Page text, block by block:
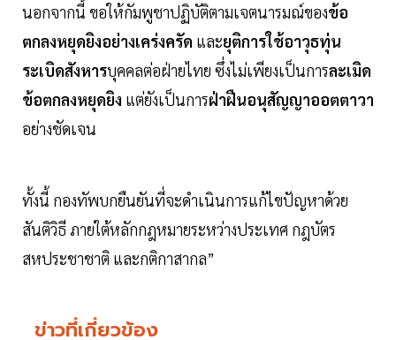
นอกจากนี้ ขอให้กัมพูชาปฏิบัติตามเจตนารมณ์ของข้อ
ตกลงหยุดยิงอย่างเคร่งครัด และยุติการใช้อาวุธทุ่น
ระเบิดสังหารบุคคลต่อฝ่ายไทย ซึ่งไม่เพียงเป็นการละเมิด
ข้อตกลงหยุดยิง แต่ยังเป็นการฝ่าฝืนอนุสัญญาออตตาวา
อย่างชัดเจน
ทั้งนี้ กองทัพบกยืนยันที่จะดำเนินการแก้ไขปัญหาด้วย
สันติวิธี ภายใต้หลักกฎหมายระหว่างประเทศ กฎบัตร
สหประชาชาติ และกติกาสากล”
ข่าวที่เกี่ยวข้อง